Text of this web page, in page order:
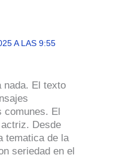
A LAS 9:55
nada. El texto
El
Desde
tematica de la
seriedad en el